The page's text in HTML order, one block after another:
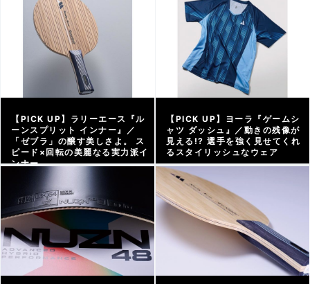
アーカイブ |
【PICK UP】ラリーエース『ル
ーンスプリット インナー』／
「ゼブラ」の醸す美しさよ。 ス
ピード×回転の美麗なる実力派イ
ンナー
【PICK UP】ヨーラ『ゲームシ
ャツ ダッシュ』／動きの残像が
見える!? 選手を強く見せてくれ
るスタイリッシュなウェア
アーカイブ | 2026/06/05